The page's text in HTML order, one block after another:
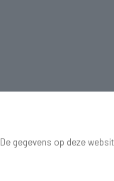
De gegevens op deze